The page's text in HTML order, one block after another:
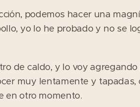
podemos hacer una
yo lo he probado y no se
de caldo, y lo voy
muy lentamente y tapadas,
en otro momento.